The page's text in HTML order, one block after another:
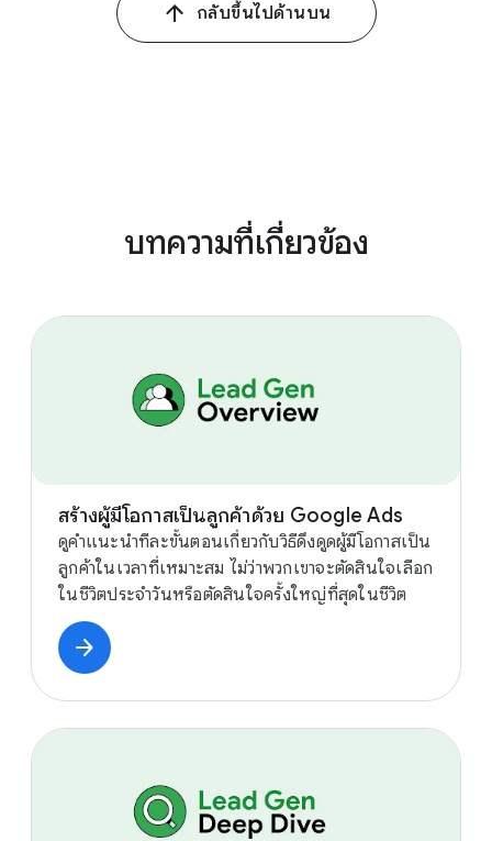
กลับขึ้นไปด้านบน
บทความที่เกี่ยวข้อง
สร้างผู้มีโอกาสเป็นลูกค้าด้วย Google Ads
ดูคําแนะนําทีละขั้นตอนเกี่ยวกับวิธีดึงดูดผู้มีโอกาสเป็น
ลูกค้าในเวลาที่เหมาะสม ไม่ว่าพวกเขาจะตัดสินใจเลือก
ในชีวิตประจำวันหรือตัดสินใจครั้งใหญ่ที่สุดในชีวิต
arrow_forward